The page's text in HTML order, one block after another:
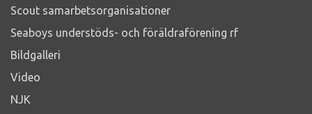
Scout samarbetsorganisationer
Seaboys understöds- och föräldraförening rf
Bildgalleri
Video
NJK